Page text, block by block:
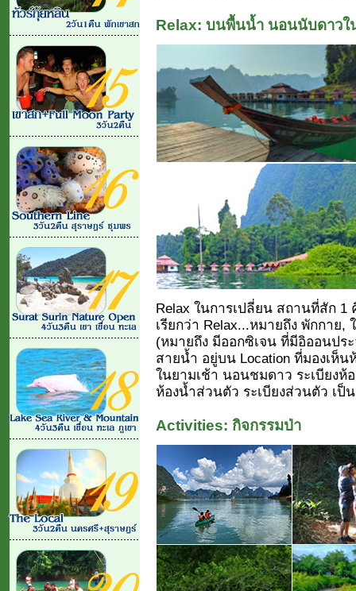
Relax: บนพื้นน้ำ นอนนับดาวใ
Relax ในการเปลี่ยน สถานที่สัก
เรียกว่า Relax...หมายถึง พักกาย
(หมายถึง มีออกซิเจน ที่มีอิออนป
สายน้ำ อยู่บน Location ที่มองเห็
ในยามเช้า นอนชมดาว ระเบียงห้
ห้องน้ำส่วนตัว ระเบียงส่วนตัว เป็
Activities: กิจกรรมป่า